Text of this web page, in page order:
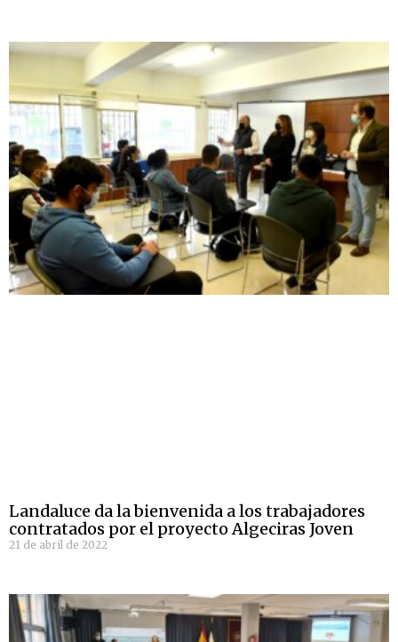
Landaluce da la bienvenida a los trabajadores
contratados por el proyecto Algeciras Joven
21 de abril de 2022